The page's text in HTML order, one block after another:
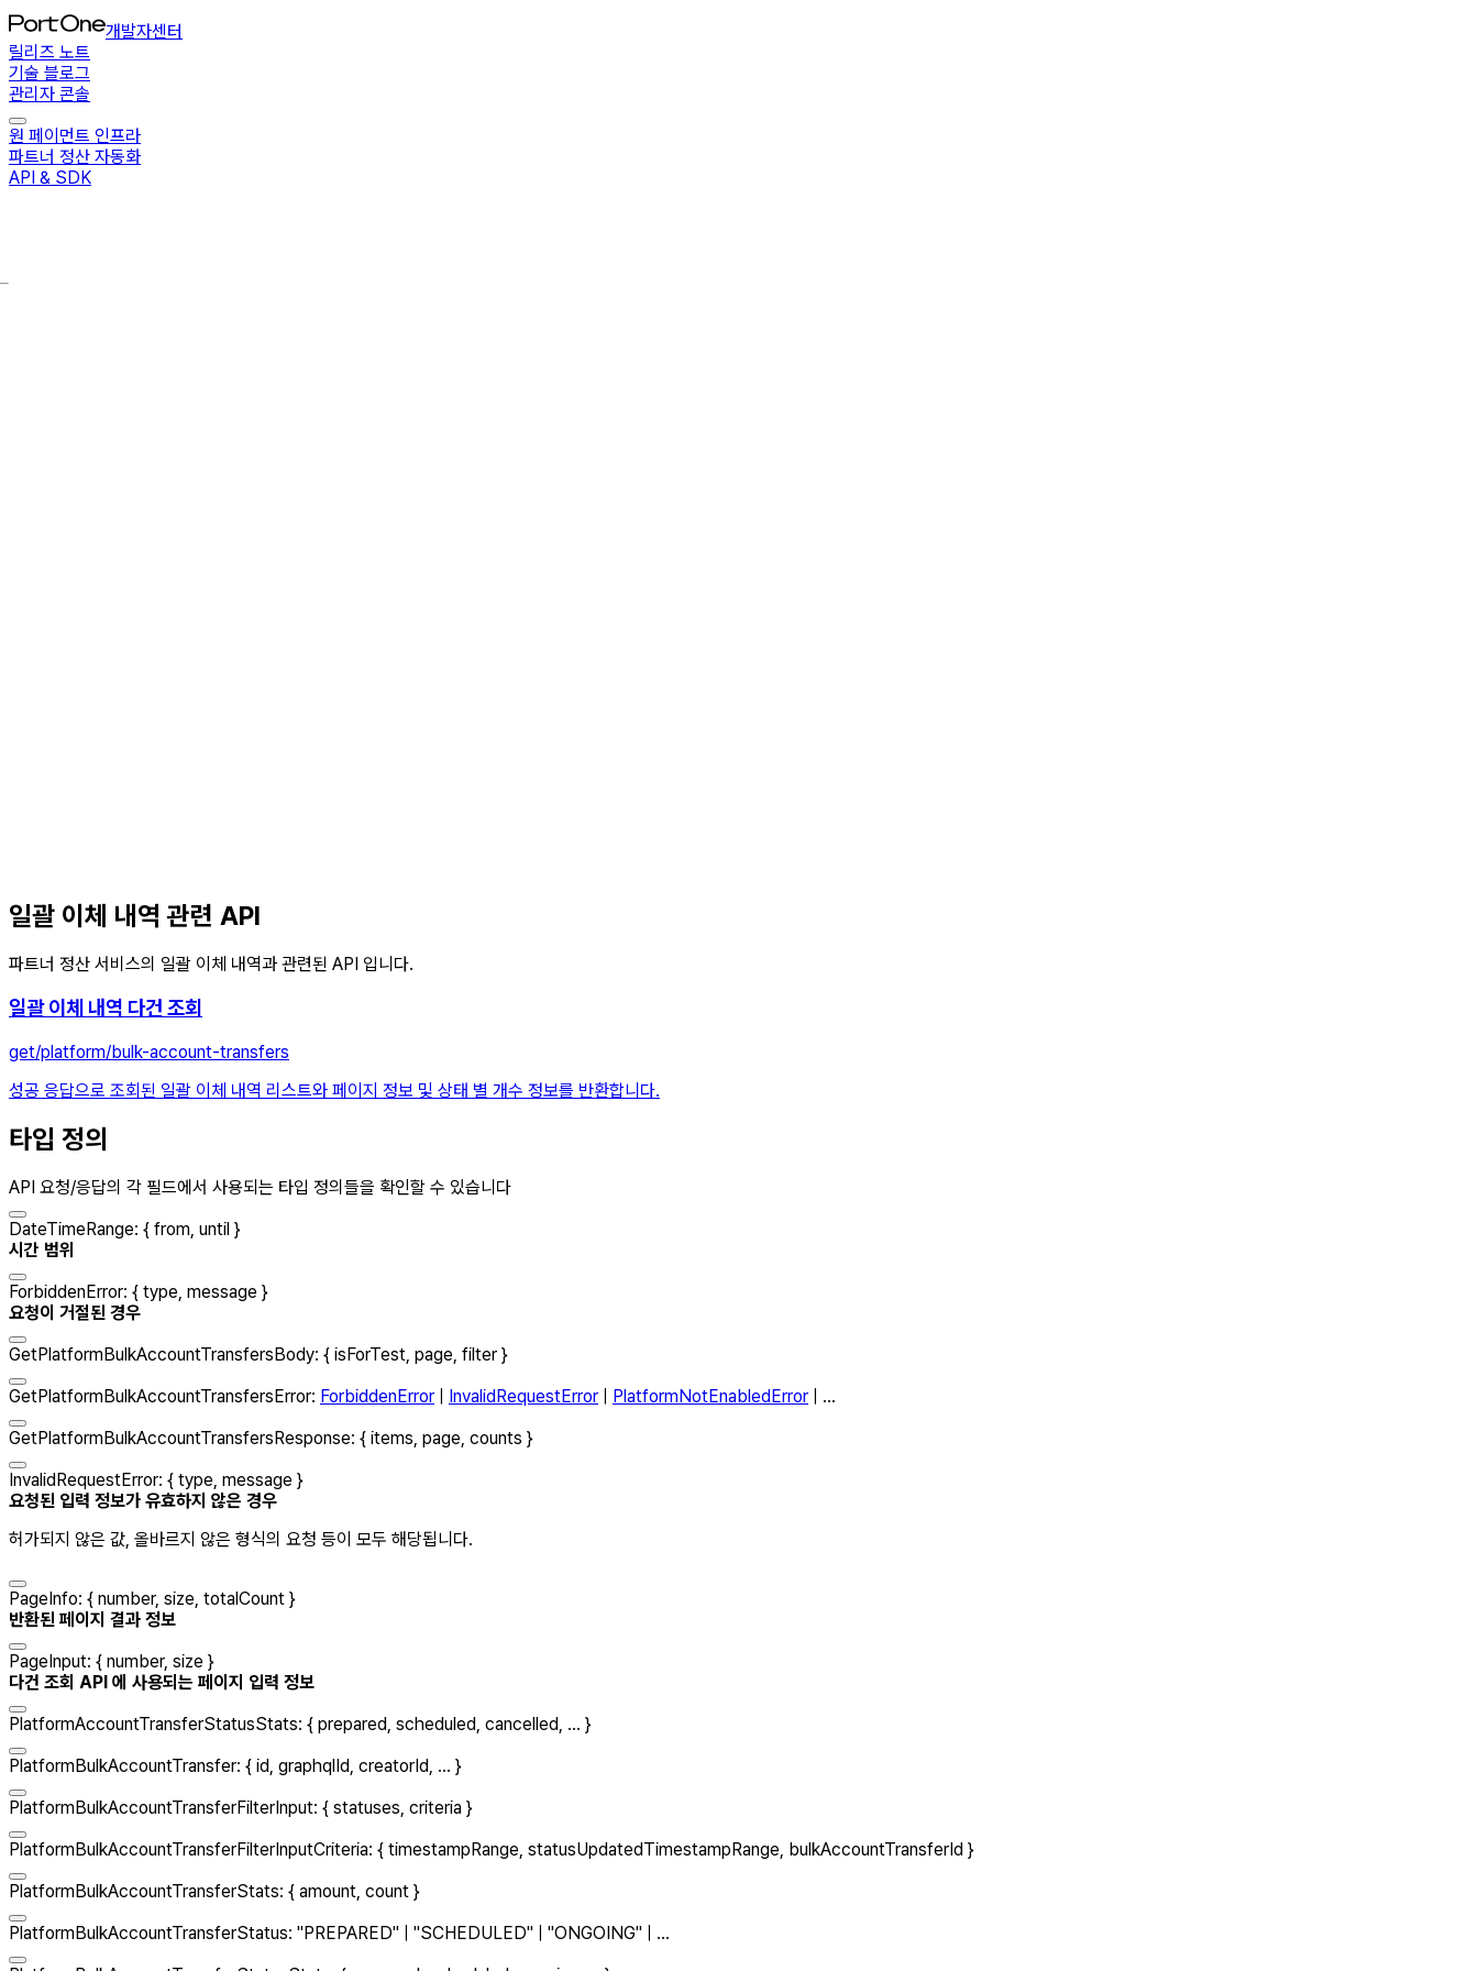
개발자센터
릴리즈 노트
기술 블로그
관리자 콘솔
원 페이먼트 인프라
파트너 정산 자동화
API & SDK
일괄 이체 내역 관련 API
파트너 정산 서비스의 일괄 이체 내역과 관련된 API 입니다.
일괄 이체 내역 다건 조회
get/platform/bulk-account-transfers
성공 응답으로 조회된 일괄 이체 내역 리스트와 페이지 정보 및 상태 별 개수 정보를 반환합니다.
타입 정의
API 요청/응답의 각 필드에서 사용되는 타입 정의들을 확인할 수 있습니다
DateTimeRange: { from until }
시간 범위
ForbiddenError: { type message }
요청이 거절된 경우
GetPlatformBulkAccountTransfersBody: { isForTest page filter }
GetPlatformBulkAccountTransfersError: ForbiddenError InvalidRequestError PlatformNotEnabledError | ...
GetPlatformBulkAccountTransfersResponse: { items page counts }
InvalidRequestError: { type message }
요청된 입력 정보가 유효하지 않은 경우
허가되지 않은 값, 올바르지 않은 형식의 요청 등이 모두 해당됩니다.
PageInfo: { number, size totalCount }
반환된 페이지 결과 정보
PageInput: { number, size }
다건 조회 API 에 사용되는 페이지 입력 정보
PlatformAccountTransferStatusStats: { prepared scheduled cancelled , ... }
PlatformBulkAccountTransfer: { id graphqlId creatorId , ... }
PlatformBulkAccountTransferFilterInput: { statuses criteria }
PlatformBulkAccountTransferFilterInputCriteria: { timestampRange statusUpdatedTimestampRange bulkAccountTransferId }
PlatformBulkAccountTransferStats: { amount count }
PlatformBulkAccountTransferStatus: "PREPARED" "SCHEDULED" "ONGOING" | ...